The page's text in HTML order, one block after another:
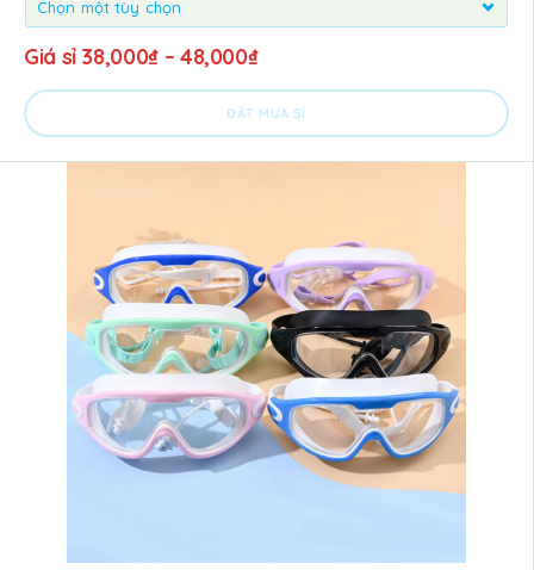
Giá sỉ 38,000₫– 48,000₫
ĐẶT MUA SỈ